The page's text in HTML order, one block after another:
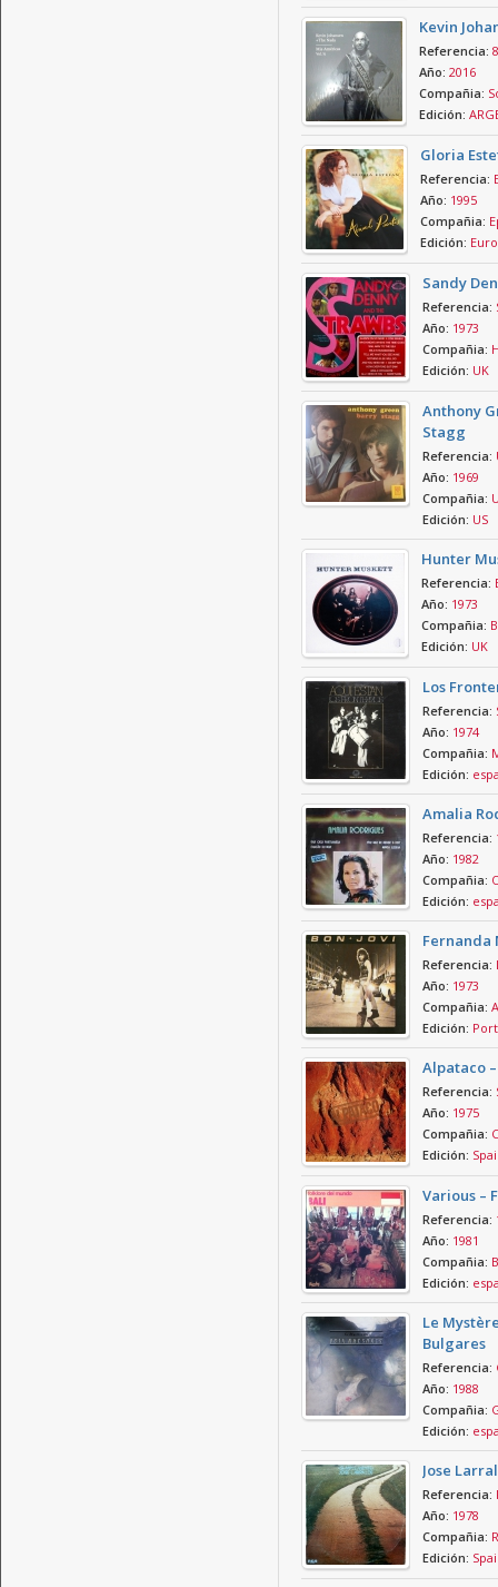
Kevin
Referencia:
Año: 2016
Compañia:
Edición:
Gloria
Referencia:
Año: 1995
Compañia:
Edición:
Sandy
Referencia:
Año: 1973
Compañia:
Edición: UK
Anthony
Stagg
Referencia:
Año: 1969
Compañia:
Edición: US
Hunter
Referencia:
Año: 1973
Compañia:
Edición: UK
Los
Referencia:
Año: 1974
Compañia:
Edición:
Amalia
Referencia:
Año: 1982
Compañia:
Edición:
Fernanda
Referencia:
Año: 1973
Compañia:
Edición:
Alpataco
Referencia:
Año: 1975
Compañia:
Edición:
Various –
Referencia:
Año: 1981
Compañia:
Edición:
Le
Bulgares
Referencia:
Año: 1988
Compañia:
Edición:
Jose
Referencia:
Año: 1978
Compañia:
Edición: